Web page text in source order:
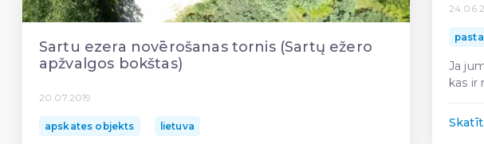
Sartu ezera novērošanas tornis (Sartų ežero
apžvalgos bokštas)
20.07.2019
apskates objekts lietuva
Ja
kas ir